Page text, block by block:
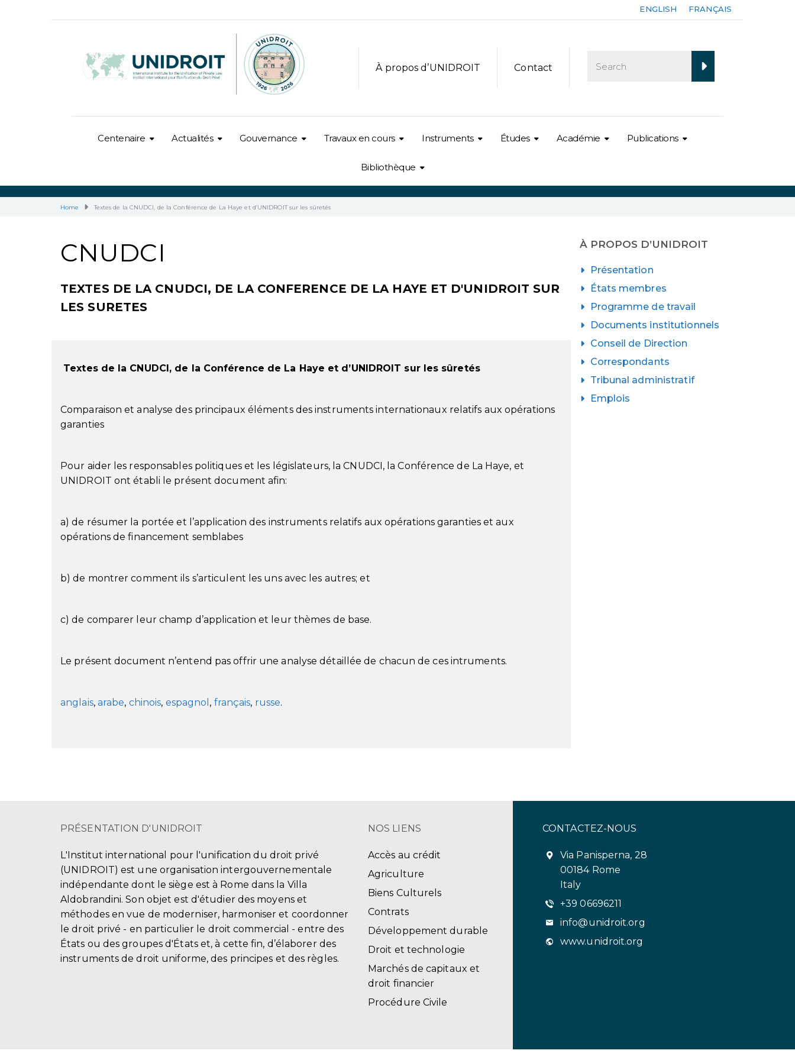
ENGLISH FRANÇAIS
À propos d’UNIDROIT Contact
Centenaire Actualités Gouvernance Travaux en cours Instruments Études Académie Publications
Bibliothèque
Home Textes de la CNUDCI, de la Conférence de La Haye et d’UNIDROIT sur les sûretés
CNUDCI
TEXTES DE LA CNUDCI, DE LA CONFERENCE DE LA HAYE ET D'UNIDROIT SUR
LES SURETES
Textes de la CNUDCI, de la Conférence de La Haye et d’UNIDROIT sur les sûretés
Comparaison et analyse des principaux éléments des instruments internationaux relatifs aux opérations
garanties
Pour aider les responsables politiques et les législateurs, la CNUDCI, la Conférence de La Haye, et
UNIDROIT ont établi le présent document afin:
a) de résumer la portée et l’application des instruments relatifs aux opérations garanties et aux
opérations de financement semblabes
b) de montrer comment ils s’articulent les uns avec les autres; et
c) de comparer leur champ d’application et leur thèmes de base.
Le présent document n’entend pas offrir une analyse détaillée de chacun de ces intruments.
anglais, arabe, chinois, espagnol , français, russe.
À PROPOS D’UNIDROIT
Présentation
États membres
Programme de travail
Documents institutionnels
Conseil de Direction
Correspondants
Tribunal administratif
Emplois
PRÉSENTATION D'UNIDROIT
L'Institut international pour l'unification du droit privé
(UNIDROIT) est une organisation intergouvernementale
indépendante dont le siège est à Rome dans la Villa
Aldobrandini. Son objet est d'étudier des moyens et
méthodes en vue de moderniser, harmoniser et coordonner
le droit privé - en particulier le droit commercial - entre des
États ou des groupes d'États et, à cette fin, d’élaborer des
instruments de droit uniforme, des principes et des règles.
NOS LIENS
Accès au crédit
Agriculture
Biens Culturels
Contrats
Développement durable
Droit et technologie
Marchés de capitaux et
droit financier
Procédure Civile
CONTACTEZ-NOUS
Via Panisperna, 28
00184 Rome
Italy
+39 06696211
info@unidroit.org
www.unidroit.org